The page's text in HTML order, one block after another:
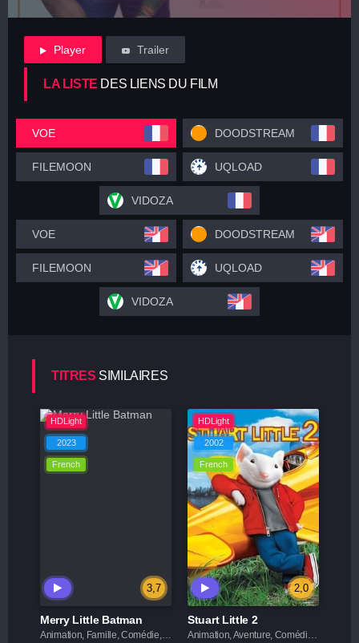
Player Trailer
LA LISTE DES LIENS DU FILM
VOE DOODSTREAM
FILEMOON UQLOAD
VIDOZA
VOE DOODSTREAM
FILEMOON UQLOAD
VIDOZA
TITRES SIMILAIRES
HDLight
2023
French
3,7
Merry Little Batman
Animation, Famille, Comédie, Fantastique, Action
HDLight
2002
French
2,0
Stuart Little 2
Animation, Aventure, Comédie, Famille, Fantastique